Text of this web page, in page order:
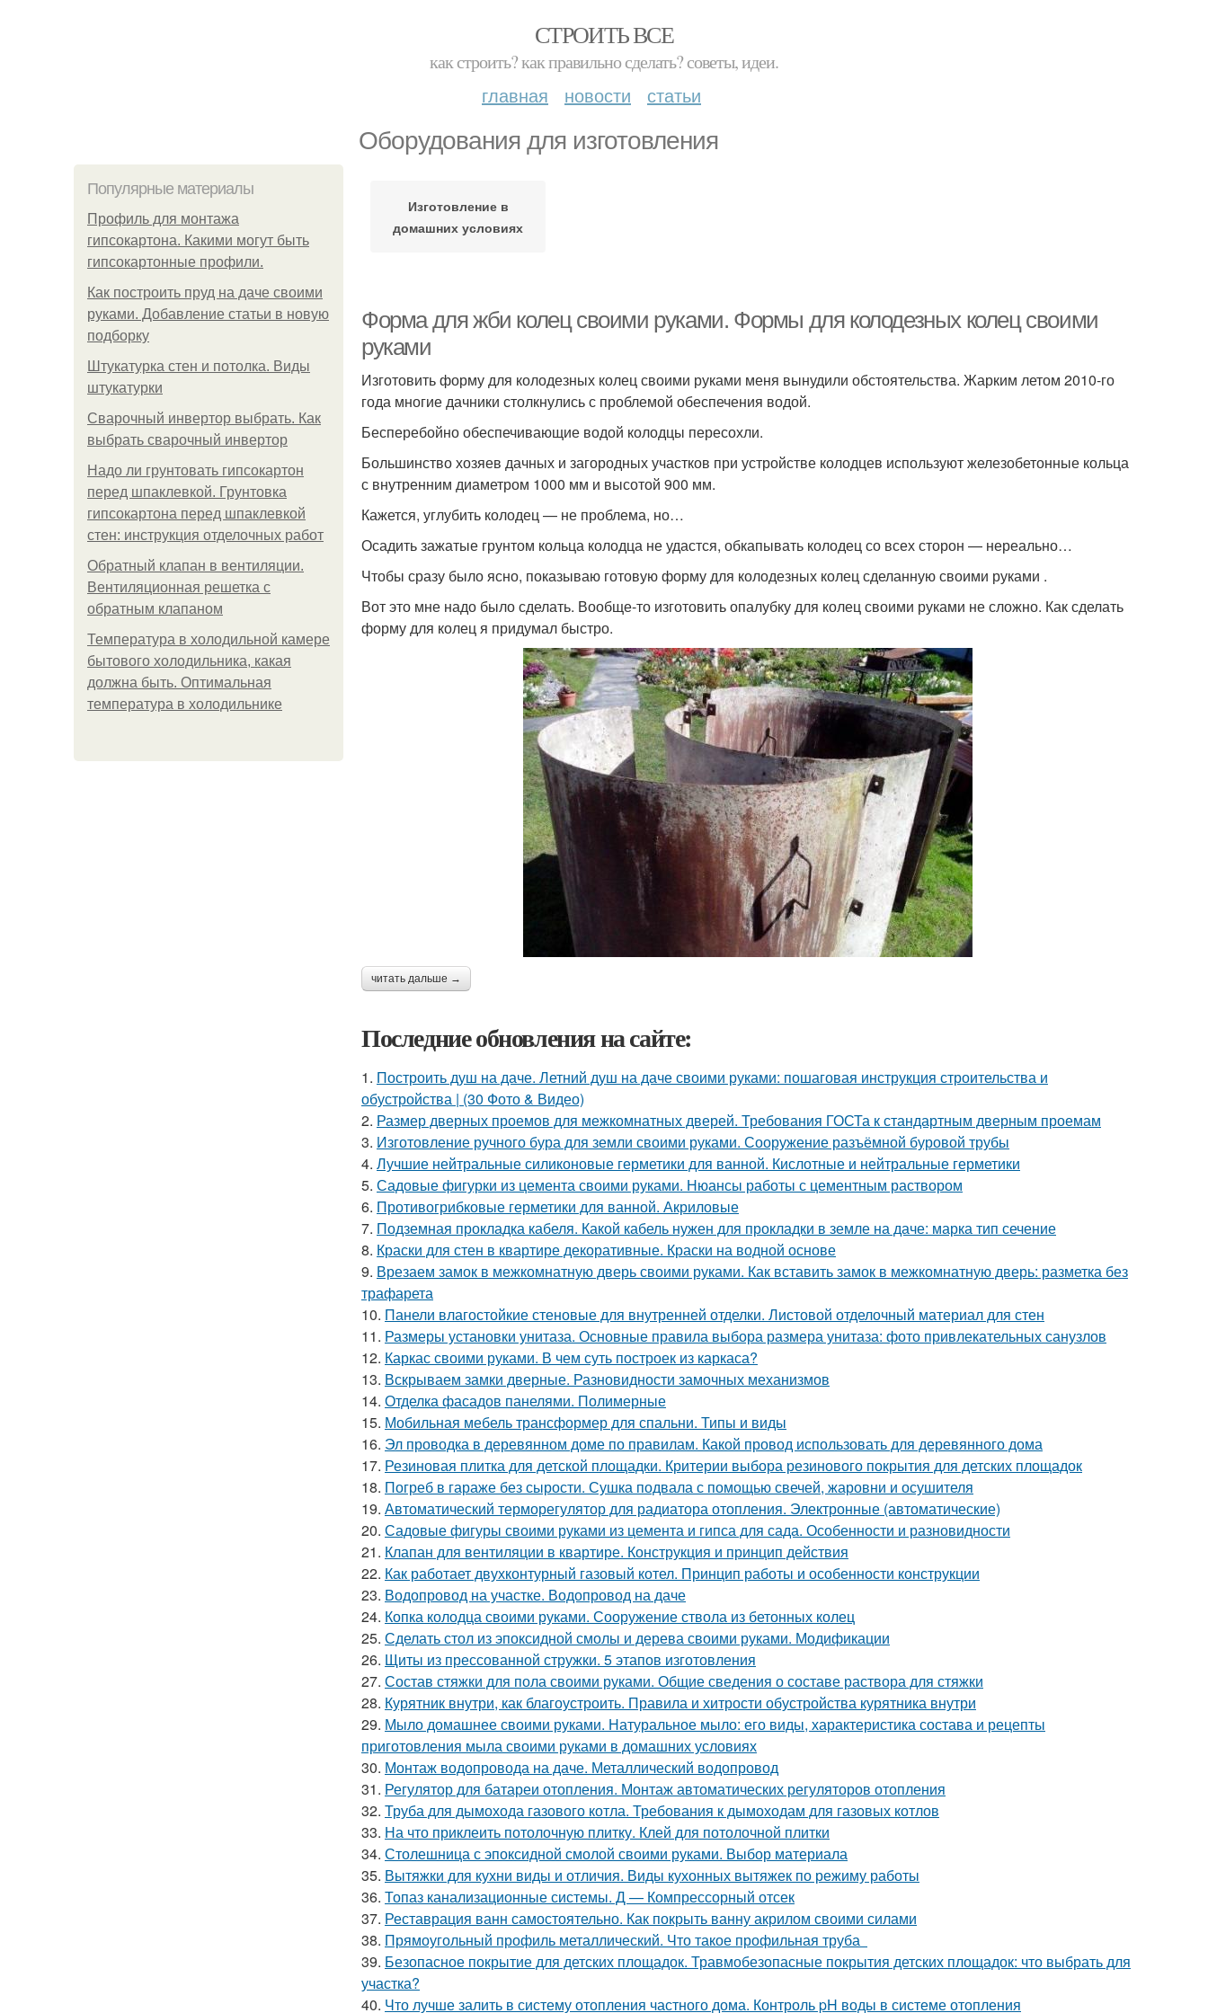
СТРОИТЬ ВСЕ
как строить? как правильно сделать? советы, идеи.
главная новости статьи
Оборудования для изготовления
Популярные материалы
Профиль для монтажа
гипсокартона. Какими могут быть
гипсокартонные профили.
Как построить пруд на даче своими
руками. Добавление статьи в новую
подборку
Штукатурка стен и потолка. Виды
штукатурки
Сварочный инвертор выбрать. Как
выбрать сварочный инвертор
Надо ли грунтовать гипсокартон
перед шпаклевкой. Грунтовка
гипсокартона перед шпаклевкой
стен: инструкция отделочных работ
Обратный клапан в вентиляции.
Вентиляционная решетка с
обратным клапаном
Температура в холодильной камере
бытового холодильника, какая
должна быть. Оптимальная
температура в холодильнике
Изготовление в
домашних условиях
Форма для жби колец своими руками. Формы для колодезных колец своими
руками
Изготовить форму для колодезных колец своими руками меня вынудили обстоятельства. Жарким летом 2010-го
года многие дачники столкнулись с проблемой обеспечения водой.
Бесперебойно обеспечивающие водой колодцы пересохли.
Большинство хозяев дачных и загородных участков при устройстве колодцев используют железобетонные кольца
с внутренним диаметром 1000 мм и высотой 900 мм.
Кажется, углубить колодец — не проблема, но…
Осадить зажатые грунтом кольца колодца не удастся, обкапывать колодец со всех сторон — нереально…
Чтобы сразу было ясно, показываю готовую форму для колодезных колец сделанную своими руками .
Вот это мне надо было сделать. Вообще-то изготовить опалубку для колец своими руками не сложно. Как сделать
форму для колец я придумал быстро.
читать дальше →
Последние обновления на сайте:
1. Построить душ на даче. Летний душ на даче своими руками: пошаговая инструкция строительства и
обустройства | (30 Фото & Видео)
2. Размер дверных проемов для межкомнатных дверей. Требования ГОСТа к стандартным дверным проемам
3. Изготовление ручного бура для земли своими руками. Сооружение разъёмной буровой трубы
4. Лучшие нейтральные силиконовые герметики для ванной. Кислотные и нейтральные герметики
5. Садовые фигурки из цемента своими руками. Нюансы работы с цементным раствором
6. Противогрибковые герметики для ванной. Акриловые
7. Подземная прокладка кабеля. Какой кабель нужен для прокладки в земле на даче: марка тип сечение
8. Краски для стен в квартире декоративные. Краски на водной основе
9. Врезаем замок в межкомнатную дверь своими руками. Как вставить замок в межкомнатную дверь: разметка без
трафарета
10. Панели влагостойкие стеновые для внутренней отделки. Листовой отделочный материал для стен
11. Размеры установки унитаза. Основные правила выбора размера унитаза: фото привлекательных санузлов
12. Каркас своими руками. В чем суть построек из каркаса?
13. Вскрываем замки дверные. Разновидности замочных механизмов
14. Отделка фасадов панелями. Полимерные
15. Мобильная мебель трансформер для спальни. Типы и виды
16. Эл проводка в деревянном доме по правилам. Какой провод использовать для деревянного дома
17. Резиновая плитка для детской площадки. Критерии выбора резинового покрытия для детских площадок
18. Погреб в гараже без сырости. Сушка подвала с помощью свечей, жаровни и осушителя
19. Автоматический терморегулятор для радиатора отопления. Электронные (автоматические)
20. Садовые фигуры своими руками из цемента и гипса для сада. Особенности и разновидности
21. Клапан для вентиляции в квартире. Конструкция и принцип действия
22. Как работает двухконтурный газовый котел. Принцип работы и особенности конструкции
23. Водопровод на участке. Водопровод на даче
24. Копка колодца своими руками. Сооружение ствола из бетонных колец
25. Сделать стол из эпоксидной смолы и дерева своими руками. Модификации
26. Щиты из прессованной стружки. 5 этапов изготовления
27. Состав стяжки для пола своими руками. Общие сведения о составе раствора для стяжки
28. Курятник внутри, как благоустроить. Правила и хитрости обустройства курятника внутри
29. Мыло домашнее своими руками. Натуральное мыло: его виды, характеристика состава и рецепты
приготовления мыла своими руками в домашних условиях
30. Монтаж водопровода на даче. Металлический водопровод
31. Регулятор для батареи отопления. Монтаж автоматических регуляторов отопления
32. Труба для дымохода газового котла. Требования к дымоходам для газовых котлов
33. На что приклеить потолочную плитку. Клей для потолочной плитки
34. Столешница с эпоксидной смолой своими руками. Выбор материала
35. Вытяжки для кухни виды и отличия. Виды кухонных вытяжек по режиму работы
36. Топаз канализационные системы. Д — Компрессорный отсек
37. Реставрация ванн самостоятельно. Как покрыть ванну акрилом своими силами
38. Прямоугольный профиль металлический. Что такое профильная труба
39. Безопасное покрытие для детских площадок. Травмобезопасные покрытия детских площадок: что выбрать для
участка?
40. Что лучше залить в систему отопления частного дома. Контроль pH воды в системе отопления